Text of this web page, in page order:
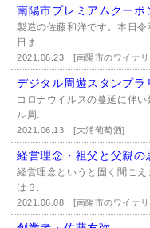
南陽市プレミアムクーポ
製造の佐藤和洋です。本日
日ま..
2021.06.23[南陽市のワイナ
デジタル周遊スタンプラ
コロナウイルスの蔓延に伴
ル周..
2021.06.13[大浦葡萄酒]
経営理念・祖父と父親の
経営理念というと固く聞こ
は３..
2021.06.08[南陽市のワイナ